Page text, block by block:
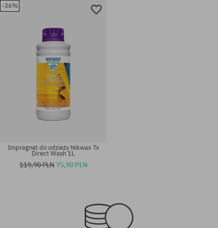
-36%
Impregnat do odzieży Nikwax Tx
Direct Wash 1L
119,90 PLN 75,90 PLN